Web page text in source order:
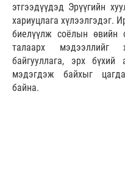
этгээдүүдэд Эрүүгийн
хариуцлага хүлээлгэдэг.
биелүүлж соёлын өвийн
талаарх мэдээллийг
байгууллага, эрх
мэдэгдэж байхыг
байна.